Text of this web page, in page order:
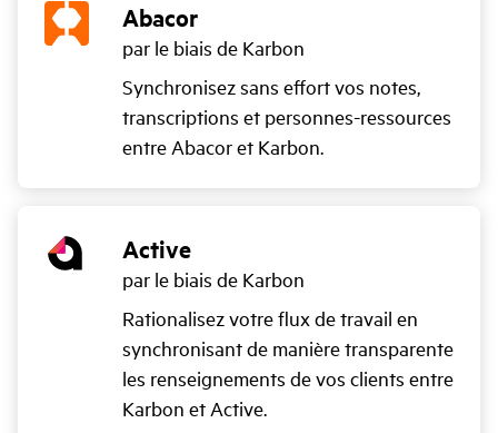
Abacor
par le biais de Karbon
Synchronisez sans effort vos notes,
transcriptions et personnes-ressources
entre Abacor et Karbon.
Active
par le biais de Karbon
Rationalisez votre flux de travail en
synchronisant de manière transparente
les renseignements de vos clients entre
Karbon et Active.